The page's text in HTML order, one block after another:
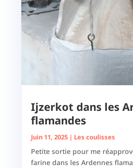
Ijzerkot dans les
flamandes
Juin 11, 2025| Les coulisses
Petite sortie pour me
farine dans les Ardennes